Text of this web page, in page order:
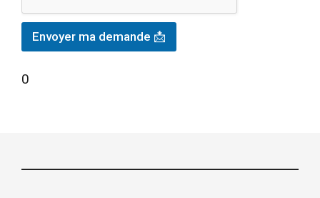
Envoyer ma demande 📩
0